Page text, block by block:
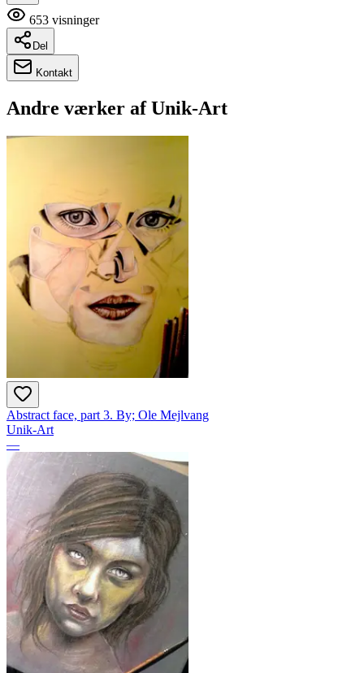
653 visninger
Del
Kontakt
Andre værker afUnik-Art
Abstract face, part 3. By; Ole Mejlvang
Unik-Art
—